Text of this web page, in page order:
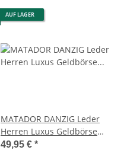
AUF LAGER
MATADOR DANZIG Leder
Herren Luxus Geldbörse
Brieftasche RFID TüV
49,95 € *